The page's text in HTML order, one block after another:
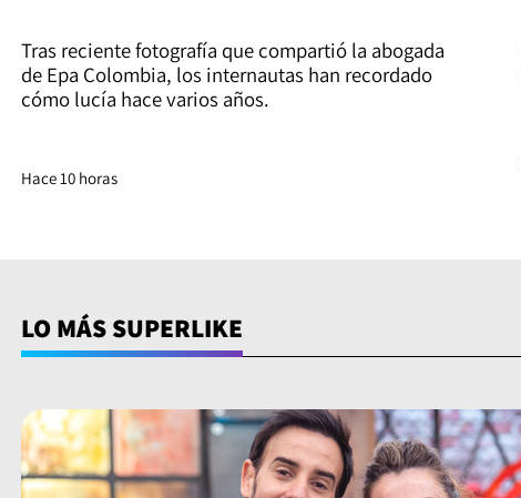
Tras reciente fotografía que compartió la abogada
de Epa Colombia, los internautas han recordado
cómo lucía hace varios años.
Hace 10 horas
LO MÁS SUPERLIKE